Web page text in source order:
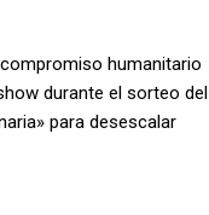
humanitario
durante el sorteo del
para desescalar